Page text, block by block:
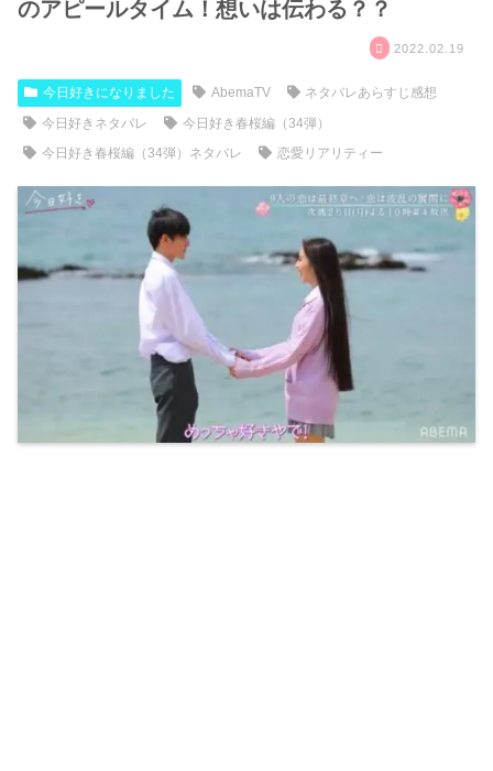
のアピールタイム！想いは伝わる？？
2022.02.19
今日好きになりました AbemaTV
ネタバレあらすじ感想
今日好きネタバレ
今日好き春桜編（34弾）
今日好き春桜編（34弾）ネタバレ
恋愛リアリティー